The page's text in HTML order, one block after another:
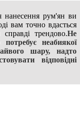
нанесення рум'ян ви
вам точно вдасться
трендово.Не
неабиякої
шару, надто
відповідні